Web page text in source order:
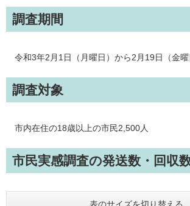
調査期間
令和3年2月1日（月曜日）から2月19日（金曜
調査対象
市内在住の18歳以上の市民2,500人
市民実感調査の発送数・回